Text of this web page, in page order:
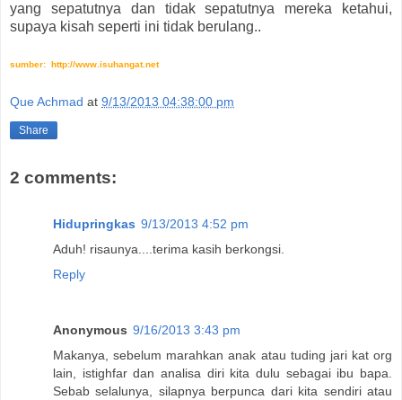
yang sepatutnya dan tidak sepatutnya mereka ketahui,
supaya kisah seperti ini tidak berulang..
sumber: http://www.isuhangat.net
Que Achmad at 9/13/2013 04:38:00 pm
Share
2 comments:
Hidupringkas 9/13/2013 4:52 pm
Aduh! risaunya....terima kasih berkongsi.
Reply
Anonymous 9/16/2013 3:43 pm
Makanya, sebelum marahkan anak atau tuding jari kat org
lain, istighfar dan analisa diri kita dulu sebagai ibu bapa.
Sebab selalunya, silapnya berpunca dari kita sendiri atau